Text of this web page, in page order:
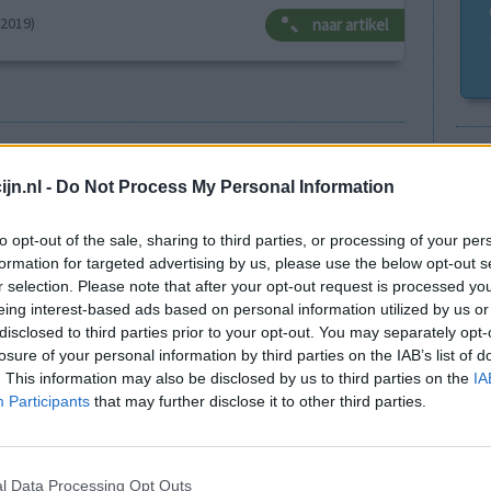
- Do Not Process My Personal Information
opt-out of the sale, sharing to third parties, or processing of your
for targeted advertising by us, please use the below opt-out
selection. Please note that after your opt-out request is processed
interest-based ads based on personal information utilized by us
to third parties prior to your opt-out. You may separately
of your personal information by third parties on the IAB’s list of
This information may also be disclosed by us to third parties on the
Participants that may further disclose it to other third parties.
Data Processing Opt Outs
naar artikel
Anticonceptie - overig
Depressie - antidepressiva SSRI
Depressie - antidepressiva SSRI
Cholesterol
Verslavingsziekten
Depressie - antidepressiva overig